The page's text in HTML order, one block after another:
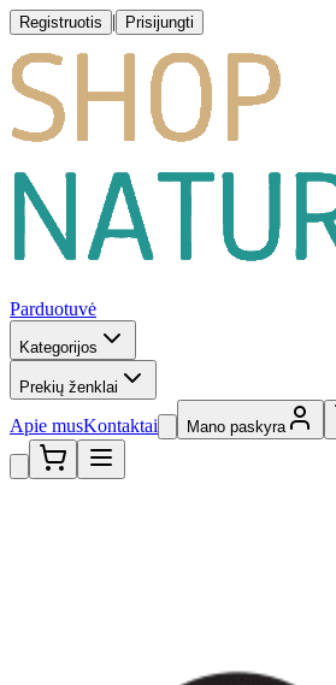
Registruotis | Prisijungti
Parduotuvė
Kategorijos
Prekių ženklai
Apie musKontaktai Mano paskyra